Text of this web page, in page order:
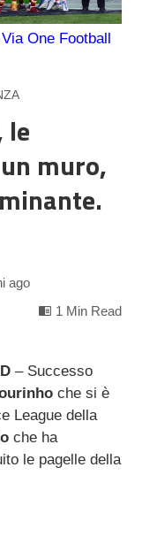
One Football
le
muro,
ago
1 Min Read
– Successo
che si è
League della
che ha
le pagelle della